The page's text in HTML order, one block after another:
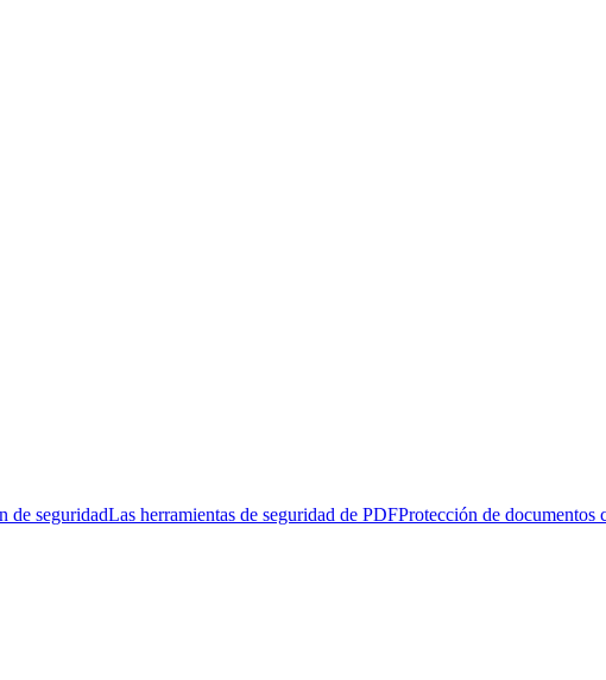
de seguridadLas herramientas de seguridad de PDFProtección de documentos